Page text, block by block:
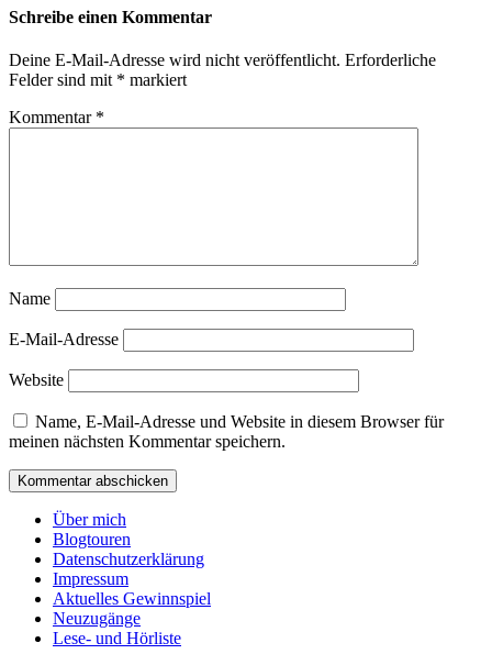
Schreibe einen Kommentar
Deine E-Mail-Adresse wird nicht veröffentlicht. Erforderliche
Felder sind mit * markiert
Kommentar *
Name
E-Mail-Adresse
Website
Name, E-Mail-Adresse und Website in diesem Browser für
meinen nächsten Kommentar speichern.
Über mich
Blogtouren
Datenschutzerklärung
Impressum
Aktuelles Gewinnspiel
Neuzugänge
Lese- und Hörliste